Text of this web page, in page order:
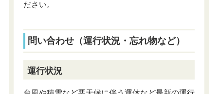
ださい。
問い合わせ（運行状況・忘れ物など）
運行状況